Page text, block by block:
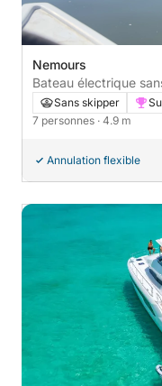
Nemours
Bateau électrique
Sans skipper
7 personnes · 4.9 m
Annulation flexible